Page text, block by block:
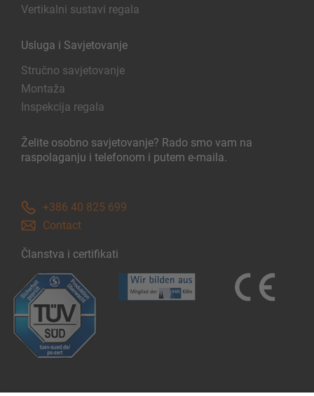
Vertikalni sustavi regala
Usluga i Savjetovanje
Stručno savjetovanje
Montaža
Inspekcija regala
Želite osobno savjetovanje? Rado smo vam na
raspolaganju i telefonom i putem e-maila.
+386 40 825 699
Contact
Članstva i certifikati